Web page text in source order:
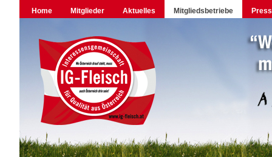
Home Mitglieder Aktuelles Mitgliedsbetriebe